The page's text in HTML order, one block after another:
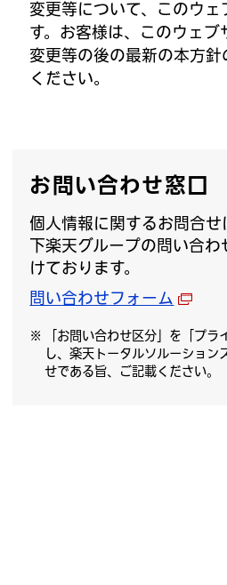
変更等について、このウェ
す。お客様は、このウェブ
変更等の後の最新の本方
ください。
お問い合わせ窓口
個人情報に関するお問合せ
下楽天グループの問い合わ
けております。
問い合わせフォーム
「お問い合わせ区分」を「プ
し、楽天トータルソルーション
せである旨、ご記載ください。